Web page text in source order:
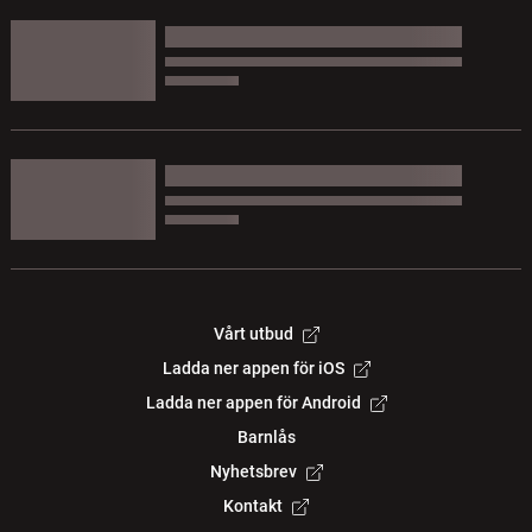
Vårt utbud
Ladda ner appen för iOS
Ladda ner appen för Android
Barnlås
Nyhetsbrev
Kontakt